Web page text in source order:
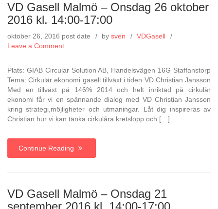
VD Gasell Malmö – Onsdag 26 oktober
2016 kl. 14:00-17:00
oktober 26, 2016 post date by sven
VDGasell
Leave a Commenton
Malmö
–
Onsdag
26
oktober
2016
17:00
Plats: GIAB Circular Solution AB, Handelsvägen 16G Staffanstorp
Tema: Cirkulär ekonomi gasell tillväxt i tiden VD Christian Jansson
Med en tillväxt på 146% 2014 och helt inriktad på cirkulär
ekonomi får vi en spännande dialog med VD Christian Jansson
kring strategi,möjligheter och utmaningar. Låt dig inspireras av
Christian hur vi kan tänka cirkulåra kretslopp och […]
Continue Reading
VD Gasell Malmö – Onsdag 21
september 2016 kl. 14:00-17:00